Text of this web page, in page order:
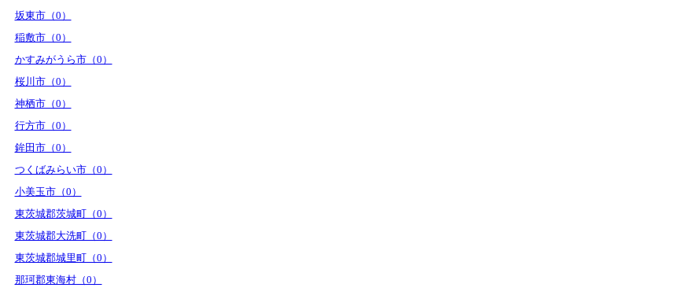
坂東市（0）
稲敷市（0）
かすみがうら市（0）
桜川市（0）
神栖市（0）
行方市（0）
鉾田市（0）
つくばみらい市（0）
小美玉市（0）
東茨城郡茨城町（0）
東茨城郡大洗町（0）
東茨城郡城里町（0）
那珂郡東海村（0）